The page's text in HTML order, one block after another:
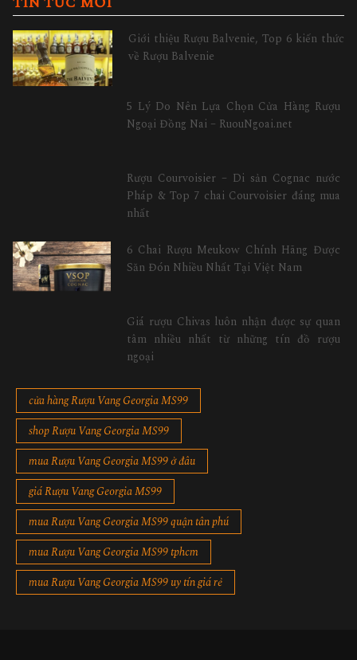
Giới thiệu Rượu Balvenie, Top 6 kiến thức
về Rượu Balvenie
5 Lý Do Nên Lựa Chọn Cửa Hàng Rượu
Ngoại Đồng Nai – RuouNgoai.net
Rượu Courvoisier – Di sản Cognac nước
Pháp & Top 7 chai Courvoisier đáng mua
nhất
6 Chai Rượu Meukow Chính Hãng Được
Săn Đón Nhiều Nhất Tại Việt Nam
Giá rượu Chivas luôn nhận được sự quan
tâm nhiều nhất từ những tín đồ rượu
ngoại
cửa hàng Rượu Vang Georgia MS99
shop Rượu Vang Georgia MS99
mua Rượu Vang Georgia MS99 ở đâu
giá Rượu Vang Georgia MS99
mua Rượu Vang Georgia MS99 quận tân phú
mua Rượu Vang Georgia MS99 tphcm
mua Rượu Vang Georgia MS99 uy tín giá rẻ